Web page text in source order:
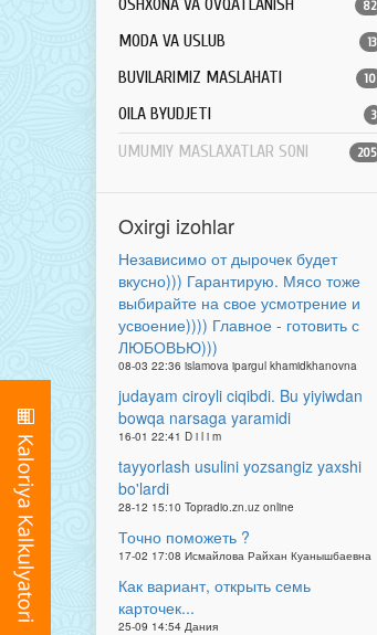
OSHXONA VA OVQATLANISH 82
MODA VA USLUB 13
BUVILARIMIZ MASLAHATI 10
OILA BYUDJETI 3
UMUMIY MASLAXATLAR SONI 205
Oxirgi izohlar
Независимо от дырочек будет
вкусно))) Гарантирую. Мясо тоже
выбирайте на свое усмотрение и
усвоение)))) Главное - готовить с
ЛЮБОВЬЮ)))
08-03 22:36 islamova ipargul khamidkhanovna
judayam ciroyli ciqibdi. Bu yiyiwdan
bowqa narsaga yaramidi
16-01 22:41 D i l i m
tayyorlash usulini yozsangiz yaxshi
bo'lardi
28-12 15:10 Topradio.zn.uz online
Точно поможеть ?
17-02 17:08 Исмайлова Райхан Куанышбаевна
Как вариант, открыть семь
карточек...
25-09 14:54 Дания